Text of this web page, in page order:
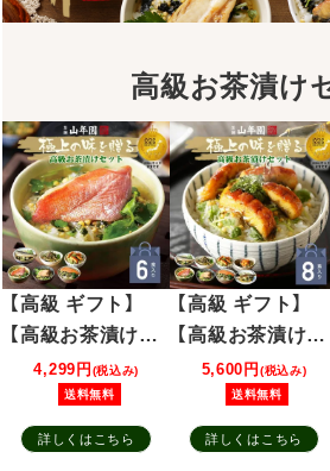
高級お茶漬け
【高級 ギフト】
【高級お茶漬けセ
ット】金目鯛、ま
ぐろ、鰻、鮭、いわ
し、磯海苔 プレ
ゼント 内祝い お
4,299円 (税込み)
送料無料
詳しくはこちら
【高級 ギフト】
【高級お茶漬けセ
ット】(8種類)金目
鯛、まぐろ、鰻、
鮭、いわし、磯海
苔、鮎、焼海老 プ
5,600円 (税込み)
送料無料
詳しくはこちら